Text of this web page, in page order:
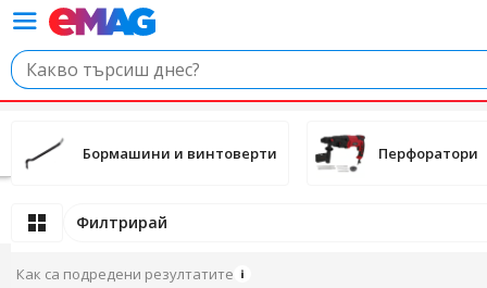
Бормашини и винтоверти Перфоратори
Филтрирай
Как са подредени резултатите